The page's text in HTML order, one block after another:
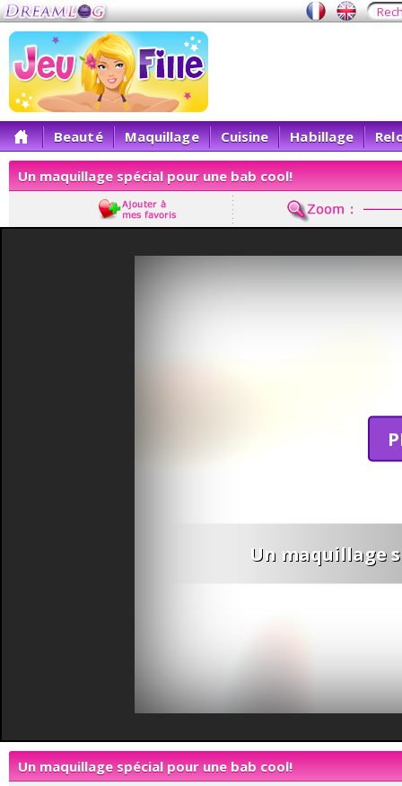
Beauté Maquillage Cuisine Habillage
Un maquillage spécial pour une bab cool!
Un maquillage
Un maquillage spécial pour une bab cool!